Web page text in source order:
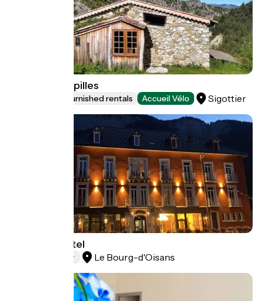
Gîte Les Pampilles
Lodgings and furnished rentals Accueil Vélo Sigottier
Oberland Hotel
Le Bourg-d'Oisans